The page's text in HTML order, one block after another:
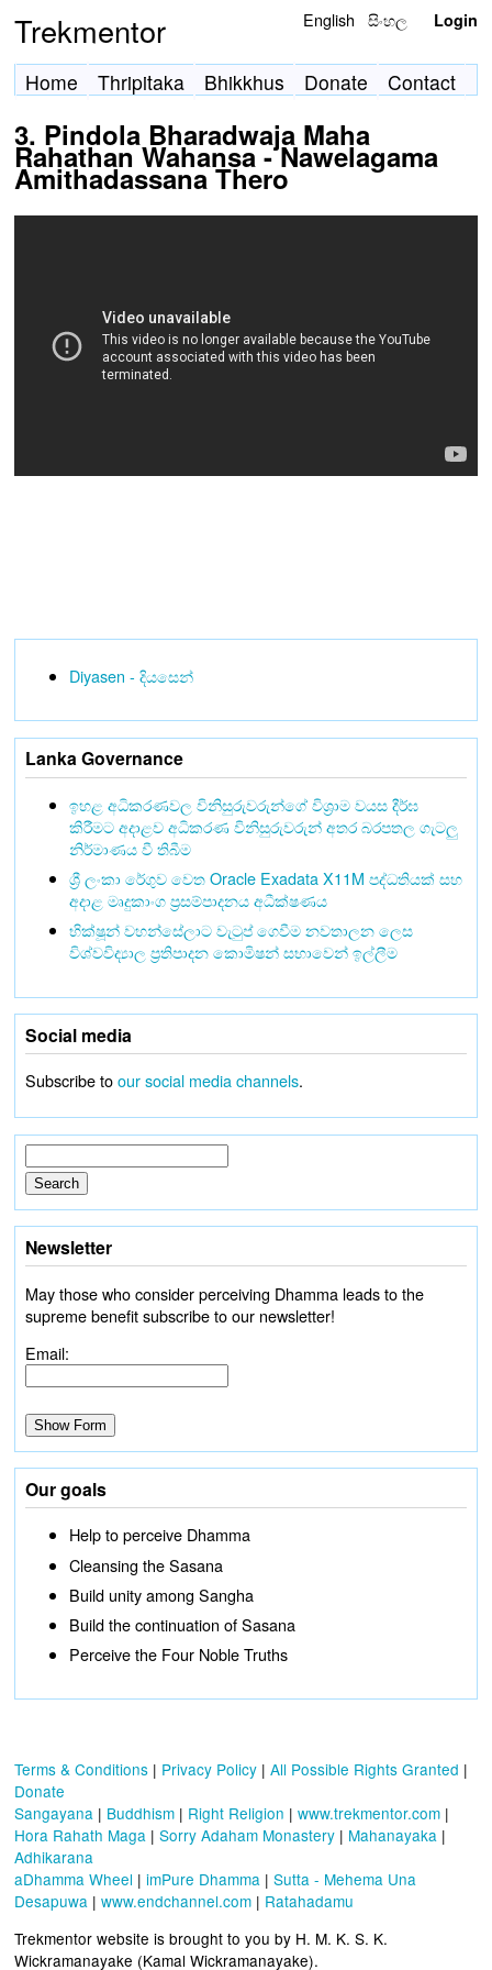
Trekmentor English සිංහල Login
Home Thripitaka Bhikkhus Donate Contact
3. Pindola Bharadwaja Maha
Rahathan Wahansa - Nawelagama
Amithadassana Thero
Diyasen - දියසෙන්
Lanka Governance
ඉහළ අධිකරණවල විනිසුරුවරුන්ගේ විශ්‍රාම වයස දීර්ඝ
කිරීමට අදාළව අධිකරණ විනිසුරුවරුන් අතර බරපතල ගැටලු
නිර්මාණය වී තිබීම
ශ්‍රී ලංකා රේගුව වෙත Oracle Exadata X11M පද්ධතියක් සහ
අදාළ මෘදුකාංග ප්‍රසම්පාදනය අධීක්ෂණය
භික්ෂූන් වහන්සේලාට වැටුප් ගෙවීම නවතාලන ලෙස
විශ්වවිද්‍යාල ප්‍රතිපාදන කොමිෂන් සභාවෙන් ඉල්ලීම
Social media
Subscribe toour social media channels.
Newsletter
May those who consider perceiving Dhamma leads to the
supreme benefit subscribe to our newsletter!
Email:
Our goals
Help to perceive Dhamma
Cleansing the Sasana
Build unity among Sangha
Build the continuation of Sasana
Perceive the Four Noble Truths
Terms & Conditions | Privacy Policy | All Possible Rights Granted |
Donate
Sangayana | Buddhism | Right Religion | www.trekmentor.com |
Hora Rahath Maga | Sorry Adaham Monastery | Mahanayaka |
Adhikarana
aDhamma Wheel | imPure Dhamma | Sutta - Mehema Una
Desapuwa | www.endchannel.com | Ratahadamu
Trekmentor website is brought to you by H. M. K. S. K.
Wickramanayake (Kamal Wickramanayake).